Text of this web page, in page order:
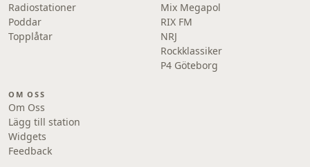
Radiostationer
Poddar
Topplåtar
Mix Megapol
RIX FM
NRJ
Rockklassiker
P4 Göteborg
OM OSS
Om Oss
Lägg till station
Widgets
Feedback